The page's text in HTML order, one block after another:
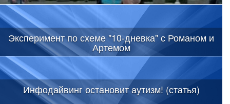
Эксперимент по схеме "10-дневка" с Романом и
Артемом
Инфодайвинг остановит аутизм! (статья)